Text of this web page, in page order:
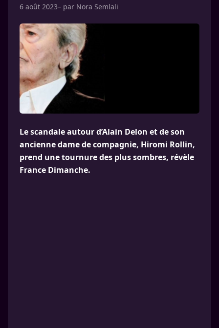
6 août 2023– par Nora Semlali
Le scandale autour d’Alain Delon et de son
ancienne dame de compagnie, Hiromi Rollin,
prend une tournure des plus sombres, révèle
France Dimanche.